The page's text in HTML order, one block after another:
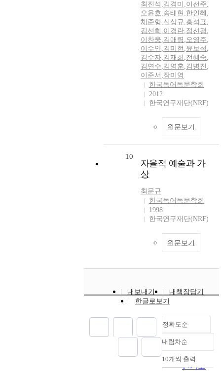
최진석 ,김경미 ,이선주,
오윤호,송태현 ,한인혜 ,
채준형 ,신상규,홍석표,
김선희 ,이경란,정선경 ,
이찬웅,김애령 ,오영주,
이수안,김미현 ,윤보석 ,
김수자,김재희 ,전혜숙,
김연수,김영훈,김병진 ,
이준서 ,장미영
한국독어독문학회
2012
한국연구재단(NRF)
원문보기
10
자율적 예술과 가
상
최문규
한국독어독문학회
1998
한국연구재단(NRF)
원문보기
내보내기
내책장담기
한글로보기
정확도순
정확도
순
인기도
내림차순
내림차순
10개씩 출력